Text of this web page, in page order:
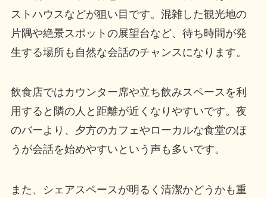
ストハウスなどが狙い目です。混雑した観光地の
片隅や絶景スポットの展望台など、待ち時間が発
生する場所も自然な会話のチャンスになります。
飲食店ではカウンター席や立ち飲みスペースを利
用すると隣の人と距離が近くなりやすいです。夜
のバーより、夕方のカフェやローカルな食堂のほ
うが会話を始めやすいという声も多いです。
また、シェアスペースが明るく清潔かどうかも重